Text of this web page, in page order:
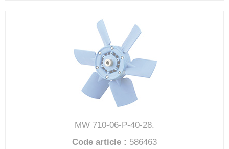
MW 710-06-P-40-28.
Code article : 586463